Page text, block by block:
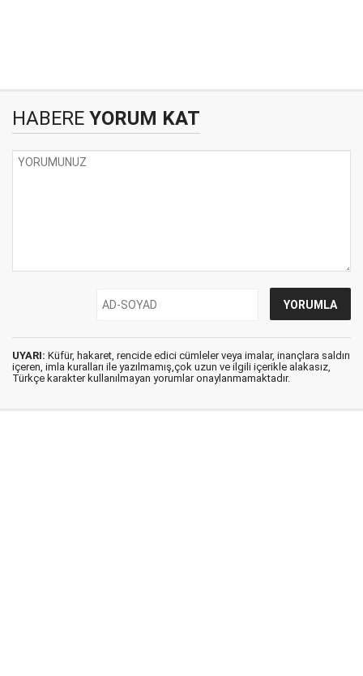
HABERE YORUM KAT
UYARI: Küfür, hakaret, rencide edici cümleler veya imalar, inançlara saldırı
içeren, imla kuralları ile yazılmamış,çok uzun ve ilgili içerikle alakasız,
Türkçe karakter kullanılmayan yorumlar onaylanmamaktadır.